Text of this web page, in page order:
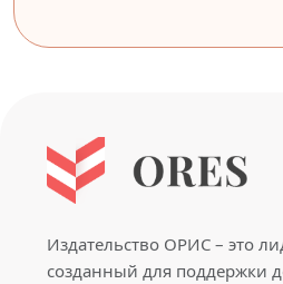
Издательство ОРИС – это
созданный для поддержки